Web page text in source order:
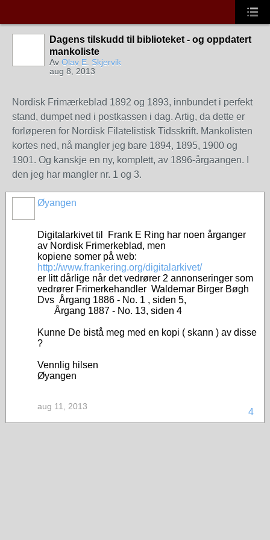
Dagens tilskudd til biblioteket - og oppdatert
mankoliste
Av Olav E. Skjervik
aug 8, 2013
Nordisk Frimærkeblad 1892 og 1893, innbundet i perfekt
stand, dumpet ned i postkassen i dag. Artig, da dette er
forløperen for Nordisk Filatelistisk Tidsskrift. Mankolisten
kortes ned, nå mangler jeg bare 1894, 1895, 1900 og
1901. Og kanskje en ny, komplett, av 1896-årgaangen. I
den jeg har mangler nr. 1 og 3.
Øyangen
Digitalarkivet til Frank E Ring har noen årganger
av Nordisk Frimerkeblad, men
kopiene somer på web:
http://www.frankering.org/digitalarkivet/
er litt dårlige når det vedrører 2 annonseringer som
vedrører Frimerkehandler Waldemar Birger Bøgh
Dvs Årgang 1886 - No. 1 , siden 5,
Årgang 1887 - No. 13, siden 4
Kunne De bistå meg med en kopi ( skann ) av disse
?
Vennlig hilsen
Øyangen
4
aug 11, 2013